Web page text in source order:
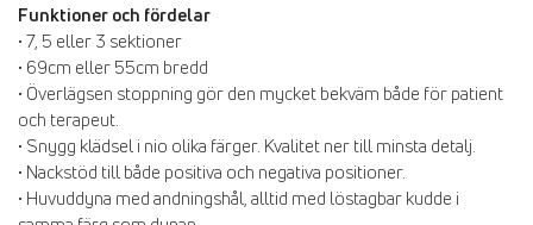
Funktioner och fördelar
• 7, 5 eller 3 sektioner
• 69cm eller 55cm bredd
• Överlägsen stoppning gör den mycket bekväm både för patient
och terapeut.
• Snygg klädsel i nio olika färger. Kvalitet ner till minsta detalj.
• Nackstöd till både positiva och negativa positioner.
• Huvuddyna med andningshål, alltid med löstagbar kudde i